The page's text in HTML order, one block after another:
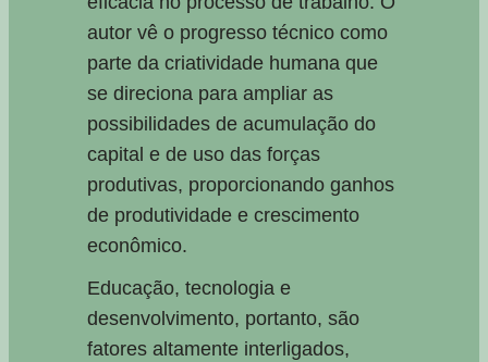
autor vê o progresso técnico como
parte da criatividade humana que
se direciona para ampliar as
possibilidades de acumulação do
capital e de uso das forças
produtivas, proporcionando ganhos
de produtividade e crescimento
econômico.
Educação, tecnologia e
desenvolvimento, portanto, são
fatores altamente interligados,